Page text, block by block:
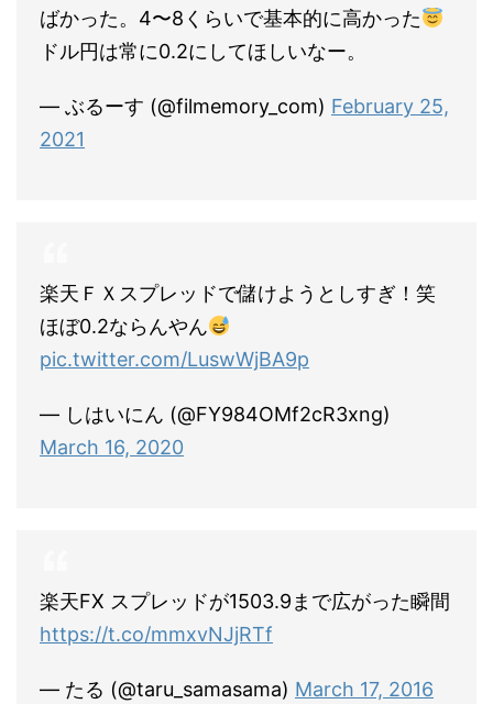
ばかった。4〜8くらいで基本的に高かった
ドル円は常に0.2にしてほしいなー。
— ぶるーす (@filmemory_com) February 25,
2021
楽天ＦＸスプレッドで儲けようとしすぎ！笑
ほぼ0.2ならんやん
pic.twitter.com/LuswWjBA9p
— しはいにん (@FY984OMf2cR3xng)
March 16, 2020
楽天FX スプレッドが1503.9まで広がった瞬間
https://t.co/mmxvNJjRTf
— たる (@taru_samasama) March 17, 2016